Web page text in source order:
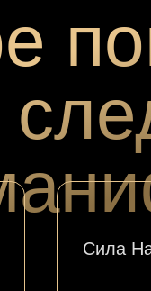
Сила